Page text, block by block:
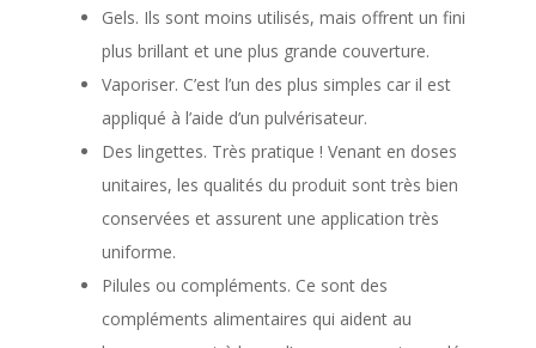
Gels. Ils sont moins utilisés, mais offrent un fini
plus brillant et une plus grande couverture.
Vaporiser. C’est l’un des plus simples car il est
appliqué à l’aide d’un pulvérisateur.
Des lingettes. Très pratique ! Venant en doses
unitaires, les qualités du produit sont très bien
conservées et assurent une application très
uniforme.
Pilules ou compléments. Ce sont des
compléments alimentaires qui aident au